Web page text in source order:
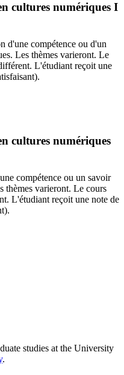
cultures numériques I
d'une compétence ou d'un
Les thèmes varieront. Le
L'étudiant reçoit une
cultures numériques
compétence ou un savoir
thèmes varieront. Le cours
L'étudiant reçoit une note de
studies at the University
.